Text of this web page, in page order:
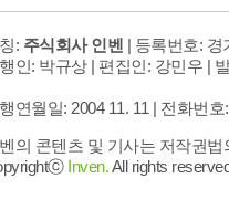
: 주식회사 인벤 | 등록번호: 경
인: 박규상 | 편집인: 강민우 |
연월일: 2004 11. 11 | 전화번호
의 콘텐츠 및 기사는 저작권
Inven.All rights